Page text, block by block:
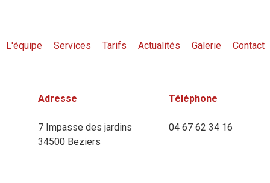
L'équipe Services Tarifs Actualités Galerie Contact
Adresse
7 Impasse des jardins
34500 Beziers
Téléphone
04 67 62 34 16